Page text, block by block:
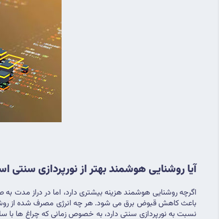
آیا روشنایی هوشمند بهتر از نورپردازی سنتی